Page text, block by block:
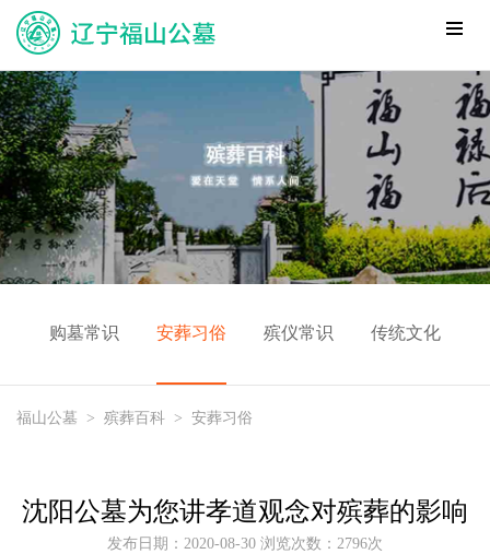
购墓常识 安葬习俗 殡仪常识 传统文化
福山公墓 > 殡葬百科 > 安葬习俗
沈阳公墓为您讲孝道观念对殡葬的影响
发布日期：2020-08-30 浏览次数：2796次